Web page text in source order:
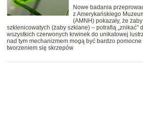
Nowe badania
z Amerykańskiego
(AMNH) pokazały, że
szklenicowatych (żaby szklane) – potrafią „znikać”
wszystkich czerwonych krwinek do unikatowej
nad tym mechanizmem mogą być bardzo
tworzeniem się skrzepów